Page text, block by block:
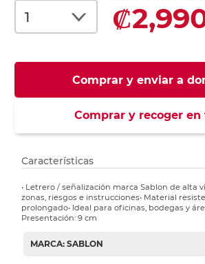
Comprar y enviar a
Comprar y recoger en
Características
• Letrero / señalización marca Sablon de alta
zonas, riesgos e instrucciones• Material
prolongado• Ideal para oficinas, bodegas y
Presentación: 9 cm
MARCA: SABLON